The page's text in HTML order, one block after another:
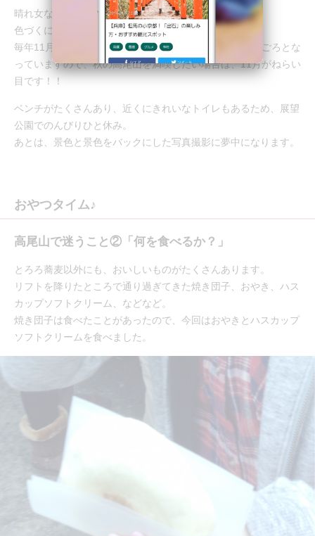
晴れ女なので、まぁ晴れます。
色づくにはまだまだ早いですが、景色がきれいでした！
毎年11月がもみじ祭り期間ということもあり、紅葉の見ごろとな
っていますので、秋の高尾山を満喫したい場合は、11月がねらい
目です！！
ベンチがたくさんあり、近くにきれいなトイレもあるため、展望
公園でのんびりひと休み。
あとは、景色と景色をバックにした写真撮影に夢中になります。
おやつタイム♪
高尾山で迷うこと②「何を食べるか？」
とろろ蕎麦以外にも、おいしいものがたくさんあります。
リフトを降りたところで通り過ぎてきた焼き団子、おやき、ハス
カップソフトクリーム、などなど。
焼き団子は食べたことがあったので、今回はおやきとハスカップ
ソフトクリームを食べました。